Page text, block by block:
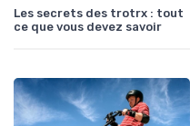
Les secrets des trotrx : tout
ce que vous devez savoir